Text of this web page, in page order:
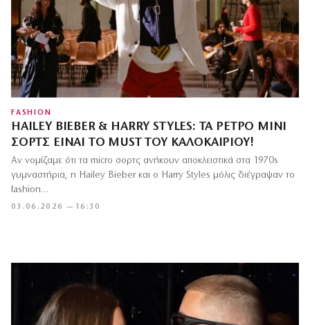
FASHION
HAILEY BIEBER & HARRY STYLES: ΤΑ ΡΕΤΡΌ ΜΊΝΙ
ΣΟΡΤΣ ΕΊΝΑΙ ΤΟ MUST ΤΟΥ ΚΑΛΟΚΑΙΡΙΟΎ!
03.06.2026 — 16:30
Αν νομίζαμε ότι τα micro σορτς ανήκουν αποκλειστικά στα 1970s
γυμναστήρια, η Hailey Bieber και ο Harry Styles μόλις διέγραψαν το
fashion…